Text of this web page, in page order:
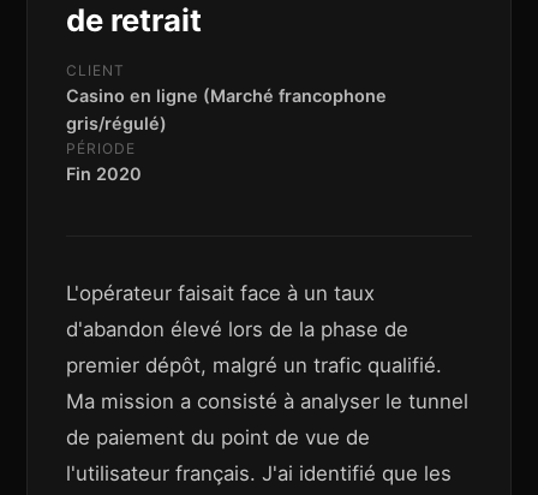
de retrait
CLIENT
Casino en ligne (Marché francophone
gris/régulé)
PÉRIODE
Fin 2020
L'opérateur faisait face à un taux
d'abandon élevé lors de la phase de
premier dépôt, malgré un trafic qualifié.
Ma mission a consisté à analyser le tunnel
de paiement du point de vue de
l'utilisateur français. J'ai identifié que les